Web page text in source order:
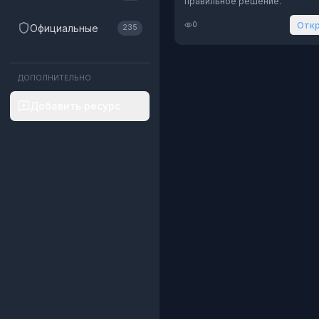
Официальные 235
ДОПОЛНИТЕЛЬНО
0